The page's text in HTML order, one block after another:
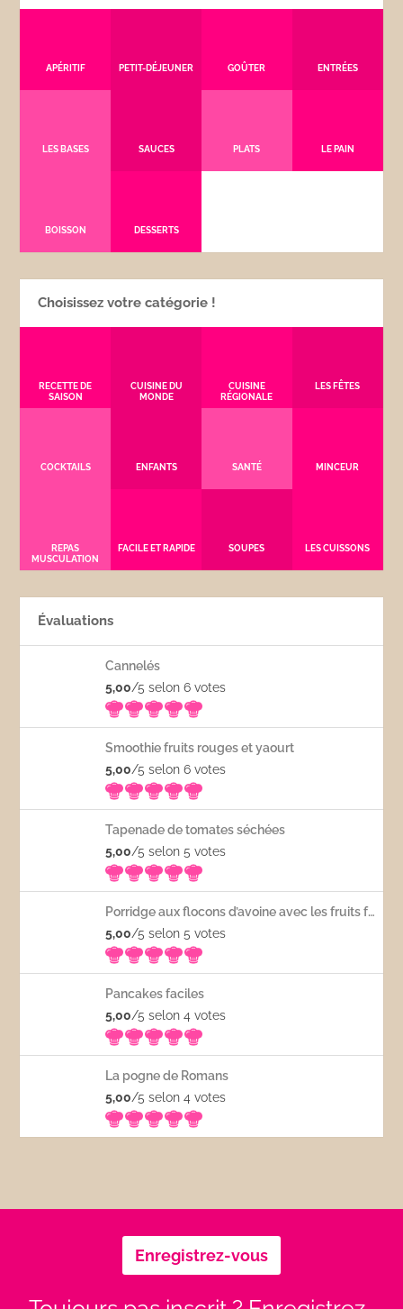
APÉRITIF PETIT-DÉJEUNER GOÛTER ENTRÉES
LES BASES SAUCES PLATS LE PAIN
BOISSON DESSERTS
Choisissez votre catégorie !
RECETTE DE
SAISON
CUISINE DU
MONDE
CUISINE
RÉGIONALE
LES FÊTES
COCKTAILS ENFANTS SANTÉ MINCEUR
REPAS
MUSCULATION
FACILE ET RAPIDE SOUPES LES CUISSONS
Évaluations
Cannelés
5,00/5 selon 6votes
Smoothie fruits rouges et yaourt
5,00/5 selon 6votes
Tapenade de tomates séchées
5,00/5 selon 5votes
Porridge aux flocons d’avoine avec les fruits frais
5,00/5 selon 5votes
Pancakes faciles
5,00/5 selon 4votes
La pogne de Romans
5,00/5 selon 4votes
Enregistrez-vous